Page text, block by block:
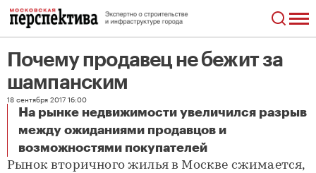
Почему продавец не бежит за
шампанским
18 сентября 2017 16:00
На рынке недвижимости увеличился разрыв
между ожиданиями продавцов и
возможностями покупателей
Почему продавец не бежит за шампанским
Рынок вторичного жилья в Москве сжимается,